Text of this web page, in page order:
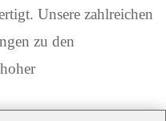
Unsere zahlreichen
zu den